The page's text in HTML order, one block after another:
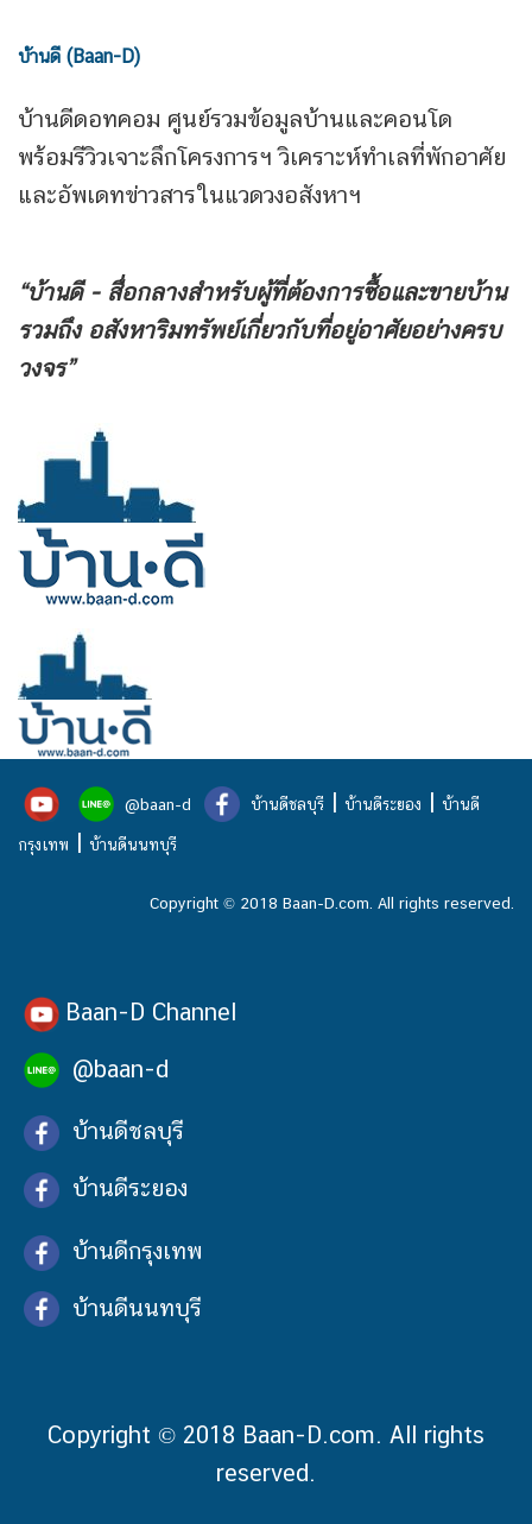
บ้านดี (Baan-D)
บ้านดีดอทคอม ศูนย์รวมข้อมูลบ้านและคอนโด
พร้อมรีวิวเจาะลึกโครงการฯ วิเคราะห์ทำเลที่พักอาศัย
และอัพเดทข่าวสารในแวดวงอสังหาฯ
“บ้านดี - สื่อกลางสำหรับผู้ที่ต้องการซื้อและขายบ้าน
รวมถึง อสังหาริมทรัพย์เกี่ยวกับที่อยู่อาศัยอย่างครบ
วงจร”
@baan-d บ้านดีชลบุรี | บ้านดีระยอง | บ้านดี
กรุงเทพ | บ้านดีนนทบุรี
Copyright © 2018 Baan-D.com. All rights reserved.
Baan-D Channel
@baan-d
บ้านดีชลบุรี
บ้านดีระยอง
บ้านดีกรุงเทพ
บ้านดีนนทบุรี
Copyright © 2018 Baan-D.com. All rights
reserved.